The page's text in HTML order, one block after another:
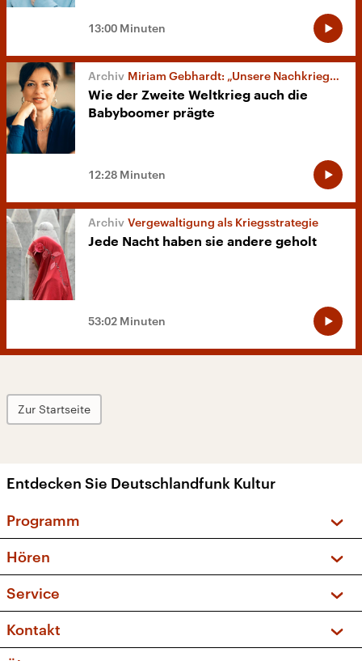
13:00 Minuten
Miriam Gebhardt: „Unsere Nachkriegseltern“
Wie der Zweite Weltkrieg auch die
Babyboomer prägte
12:28 Minuten
Vergewaltigung als Kriegsstrategie
Jede Nacht haben sie andere geholt
53:02 Minuten
Zur Startseite
Entdecken Sie Deutschlandfunk Kultur
Programm
Sendungen und Podcasts
Musikliste
Kakadu – Das Kinderprogramm
Hören
Frequenzen (UKW + DAB+)
Service
FAQ
Apps
Kontakt